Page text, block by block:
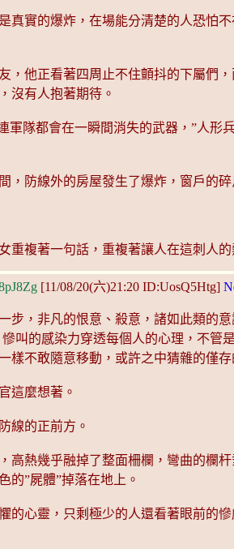
真實的爆炸，在場能分清楚的人恐怕
，他正看著四周止不住顫抖的下屬們
沒有人抱著期待。
隊都會在一瞬間消失的武器，”人形兵
，防線外的房屋發生了爆炸，窗戶
重複著一句話，重複著讓人在這刺人
[11/08/20(六)21:20 ID:UosQ5Htg]
步，非凡的恨意、殺意，諸如此類的
叫的感染力穿透每個人的心理，不管
樣不敢隨意移動，或許之中猜雜的僅
這麼想著。
線的正前方。
高熱幾乎融掉了整面柵欄，彎曲的欄
的”屍體”掉落在地上。
的心靈，只剩極少的人還看著眼前的